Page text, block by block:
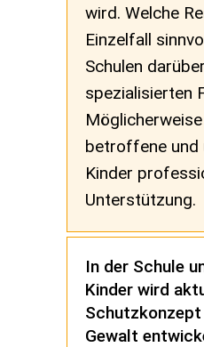
wird. Welche
Einzelfall
Schulen
spezialisierten
betroffene und
Kinder
Unterstützung.
In der Schule
Kinder wird
Schutzkonzept
Gewalt